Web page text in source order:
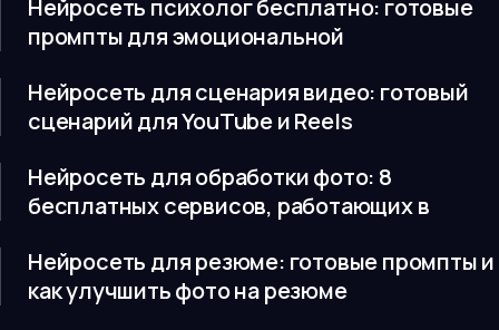
Нейросеть психолог бесплатно: готовые
промпты для эмоциональной
Нейросеть для сценария видео: готовый
сценарий для YouTube и Reels
Нейросеть для обработки фото: 8
бесплатных сервисов, работающих в
Нейросеть для резюме: готовые промпты и
как улучшить фото на резюме